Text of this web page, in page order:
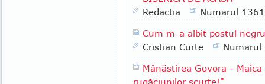
Redactia
Numarul 1361
Cum m-a albit postul negru
Cristian Curte
Numarul
Mânăstirea Govora - Maica
rugăciunilor scurte!"